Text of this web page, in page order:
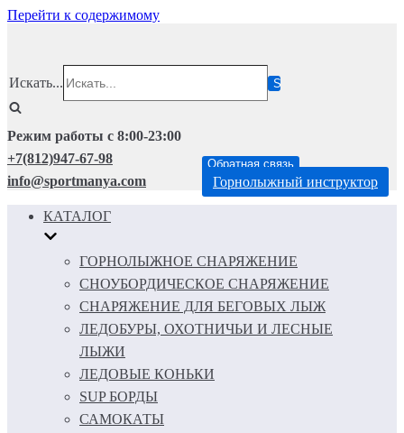
Перейти к содержимому
Искать...
Режим работы с 8:00-23:00
+7(812)947-67-98
info@sportmanya.com
Обратная связь
Горнолыжный инструктор
КАТАЛОГ
ГОРНОЛЫЖНОЕ СНАРЯЖЕНИЕ
СНОУБОРДИЧЕСКОЕ СНАРЯЖЕНИЕ
СНАРЯЖЕНИЕ ДЛЯ БЕГОВЫХ ЛЫЖ
ЛЕДОБУРЫ, ОХОТНИЧЬИ И ЛЕСНЫЕ
ЛЫЖИ
ЛЕДОВЫЕ КОНЬКИ
SUP БОРДЫ
САМОКАТЫ